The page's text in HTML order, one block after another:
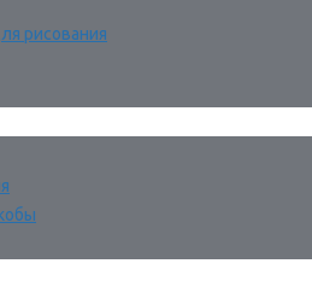
рисования